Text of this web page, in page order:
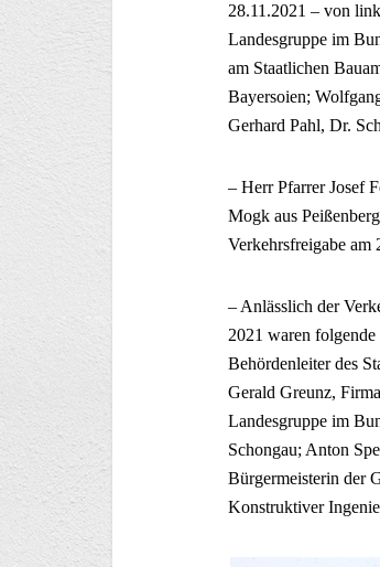
28.11.2021 – von
Landesgruppe im
am Staatlichen
Bayersoien;
Gerhard Pahl, Dr.
– Herr Pfarrer Josef
Mogk aus
Verkehrsfreigabe am
– Anlässlich der
2021 waren
Behördenleiter des
Gerald Greunz,
Landesgruppe im
Schongau; Anton
Bürgermeisterin der
Konstruktiver